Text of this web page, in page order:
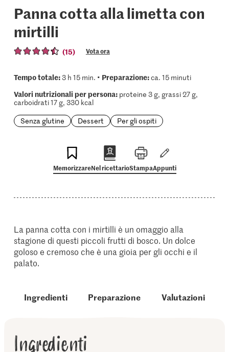
Panna cotta alla limetta con
mirtilli
(15) Vota ora
Tempo totale:3 h 15 min. • Preparazione:ca. 15 minuti
Valori nutrizionali per persona:proteine 3 g, grassi 27 g,
carboidrati 17 g, 330 kcal
Senza glutine
Dessert Per gli ospiti
MemorizzareNel ricettarioStampaAppunti
La panna cotta con i mirtilli è un omaggio alla
stagione di questi piccoli frutti di bosco. Un dolce
goloso e cremoso che è una gioia per gli occhi e il
palato.
Ingredienti Preparazione Valutazioni
Ingredienti